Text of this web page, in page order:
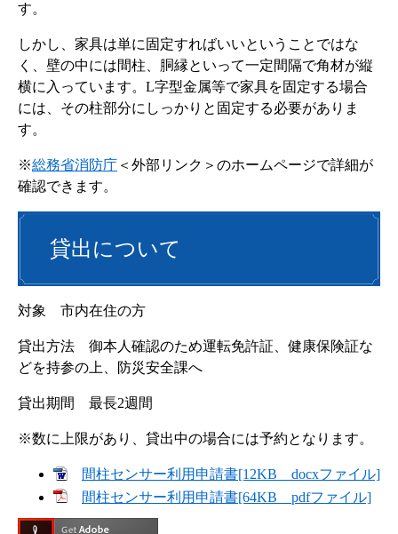
す。
しかし、家具は単に固定すればいいということではな
く、壁の中には間柱、胴縁といって一定間隔で角材が縦
横に入っています。L字型金属等で家具を固定する場合
には、その柱部分にしっかりと固定する必要がありま
す。
※総務省消防庁 ＜外部リンク＞ のホームページで詳細が
確認できます。
貸出について
対象 市内在住の方
貸出方法 御本人確認のため運転免許証、健康保険証な
どを持参の上、防災安全課へ
貸出期間 最長2週間
※数に上限があり、貸出中の場合には予約となります。
間柱センサー利用申請書[12KB docxファイル]
間柱センサー利用申請書[64KB pdfファイル]